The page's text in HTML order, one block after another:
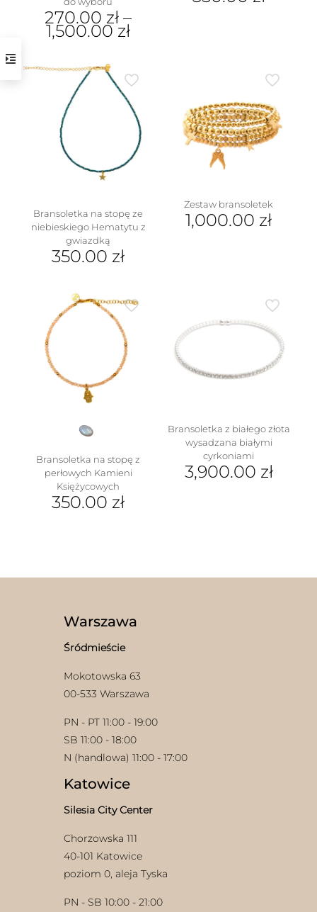
270.00 zł –
1,500.00 zł
produkt
ma
wariantów.
stronie
produktu
Bransoletka na stopę ze
niebieskiego Hematytu z
gwiazdką
350.00 zł
Zestaw bransoletek
1,000.00 zł
Bransoletka na stopę z
perłowych Kamieni
Księżycowych
350.00 zł
Bransoletka z białego złota
wysadzana białymi
cyrkoniami
3,900.00 zł
Warszawa
Śródmieście
Mokotowska 63
00-533 Warszawa
PN - PT 11:00 - 19:00
SB 11:00 - 18:00
N (handlowa) 11:00 - 17:00
Katowice
Silesia City Center
Chorzowska 111
40-101 Katowice
poziom 0, aleja Tyska
PN - SB 10:00 - 21:00